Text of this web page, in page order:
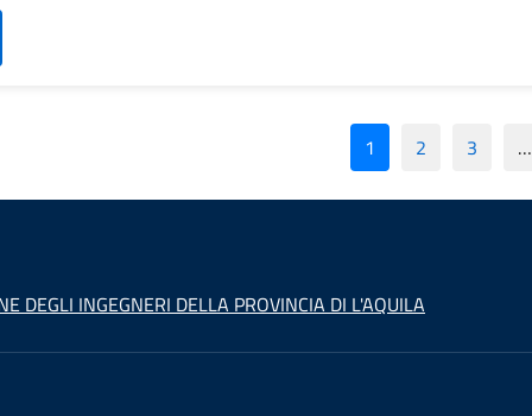
1 2 3 …
DEGLI INGEGNERI DELLA PROVINCIA DI L'AQUILA